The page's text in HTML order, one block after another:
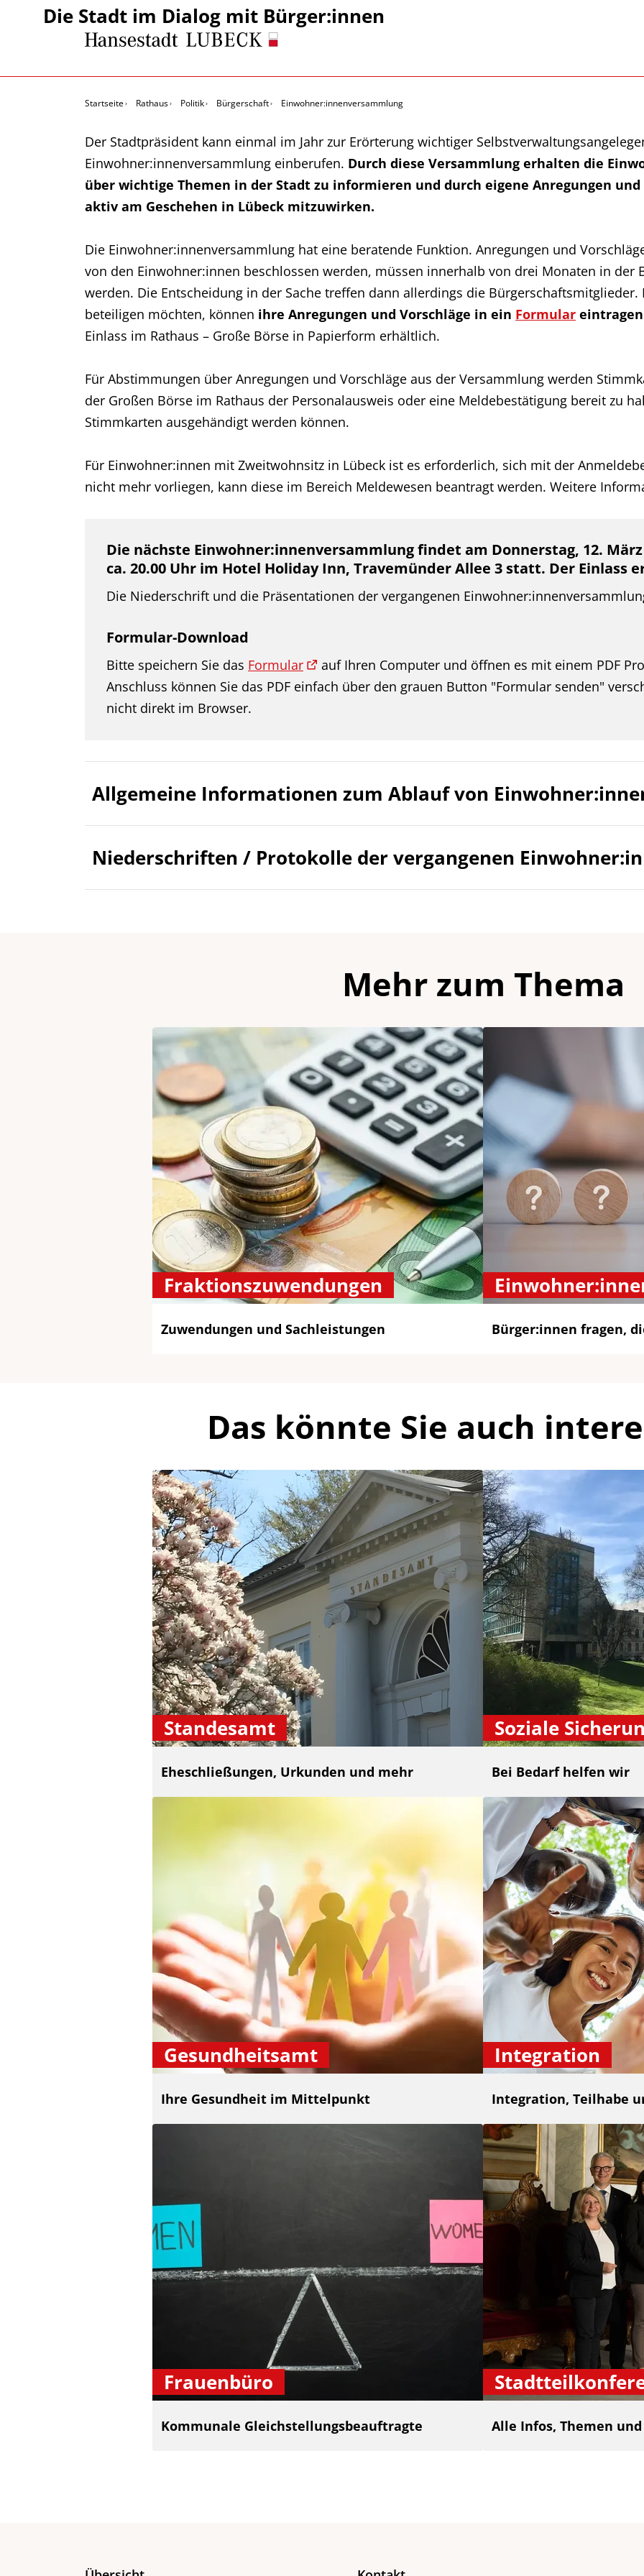
Die Stadt im Dialog mit Bürger:innen
Startseite Rathaus Politik Bürgerschaft Einwohner:innenversammlung
Der Stadtpräsident kann einmal im Jahr zur Erörterung wichtiger
Einwohner:innenversammlung einberufen. Durch diese Versammlung erhalten die
über wichtige Themen in der Stadt zu informieren und durch eigene Anregungen
aktiv am Geschehen in Lübeck mitzuwirken.
Die Einwohner:innenversammlung hat eine beratende Funktion. Anregungen und
von den Einwohner:innen beschlossen werden, müssen innerhalb von drei Monaten in der
werden. Die Entscheidung in der Sache treffen dann allerdings die
beteiligen möchten, können ihre Anregungen und Vorschläge in ein Formular
Einlass im Rathaus – Große Börse in Papierform erhältlich.
Für Abstimmungen über Anregungen und Vorschläge aus der Versammlung werden
der Großen Börse im Rathaus der Personalausweis oder eine Meldebestätigung bereit zu
Stimmkarten ausgehändigt werden können.
Für Einwohner:innen mit Zweitwohnsitz in Lübeck ist es erforderlich, sich mit der
nicht mehr vorliegen, kann diese im Bereich Meldewesen beantragt werden. Weitere
Die nächste Einwohner:innenversammlung findet am Donnerstag, 12. März
ca. 20.00 Uhr im Hotel Holiday Inn, Travemünder Allee 3 statt. Der Einlass
Die Niederschrift und die Präsentationen der vergangenen
Formular-Download
Bitte speichern Sie das Formular
auf Ihren Computer und öffnen es mit einem PDF
Anschluss können Sie das PDF einfach über den grauen Button "Formular senden"
nicht direkt im Browser.
Allgemeine Informationen zum Ablauf von
Niederschriften / Protokolle der vergangenen
Mehr zum Thema
Fraktionszuwendungen
Zuwendungen und Sachleistungen Bürger:innen fragen,
Das könnte Sie auch
Standesamt
Eheschließungen, Urkunden und mehr
Soziale
Bei Bedarf helfen wir
Gesundheitsamt
Ihre Gesundheit im Mittelpunkt
Integration
Integration, Teilhabe
Frauenbüro
Kommunale Gleichstellungsbeauftragte Alle Infos, Themen